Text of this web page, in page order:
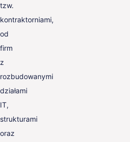
tzw.
kontraktorniami,
od
firm
z
rozbudowanymi
działami
IT,
strukturami
oraz